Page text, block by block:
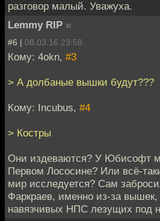
разговор малый. Уважуха.
Lemmy RIP »
#6 | 08.03.16 23:58
Кому: 4okn, #3
> А долбаные вышки будут???
Кому: Incubus, #4
> Костры
Они издеваются? У Юбисофт
Первом Лососине? Или всё-
мир исследуется? Сам
Фаркраев, именно из-за
навязчивых НПС лезущих под